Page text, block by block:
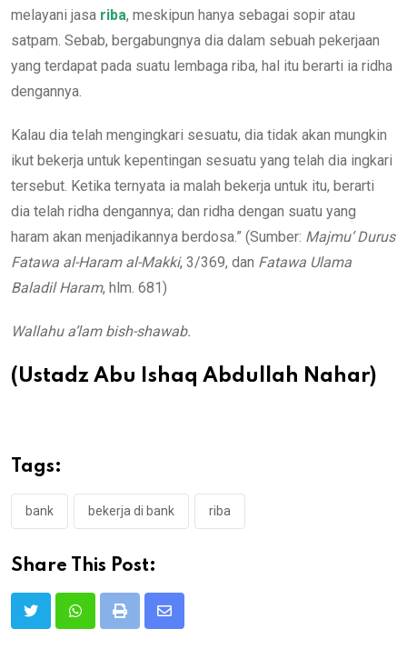
melayani jasa riba, meskipun hanya sebagai sopir atau
satpam. Sebab, bergabungnya dia dalam sebuah pekerjaan
yang terdapat pada suatu lembaga riba, hal itu berarti ia ridha
dengannya.
Kalau dia telah mengingkari sesuatu, dia tidak akan mungkin
ikut bekerja untuk kepentingan sesuatu yang telah dia ingkari
tersebut. Ketika ternyata ia malah bekerja untuk itu, berarti
dia telah ridha dengannya; dan ridha dengan suatu yang
haram akan menjadikannya berdosa.” (Sumber: Majmu’ Durus
Fatawa al-Haram al-Makki, 3/369, dan Fatawa Ulama
Baladil Haram, hlm. 681)
Wallahu a’lam bish-shawab.
(Ustadz Abu Ishaq Abdullah Nahar)
Tags:
bank bekerja di bank riba
Share This Post:
Print
Share